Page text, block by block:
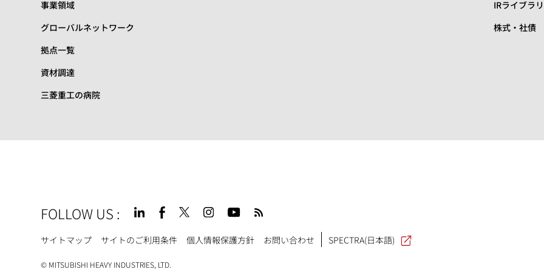
事業領域
グローバルネットワーク
拠点一覧
資材調達
三菱重工の病院
IRライブラリ
株式・社債
FOLLOW US :
Footer
サイトマップ サイトのご利用条件 個人情報保護方針 お問い合わせ SPECTRA(日本語)
© MITSUBISHI HEAVY INDUSTRIES, LTD.